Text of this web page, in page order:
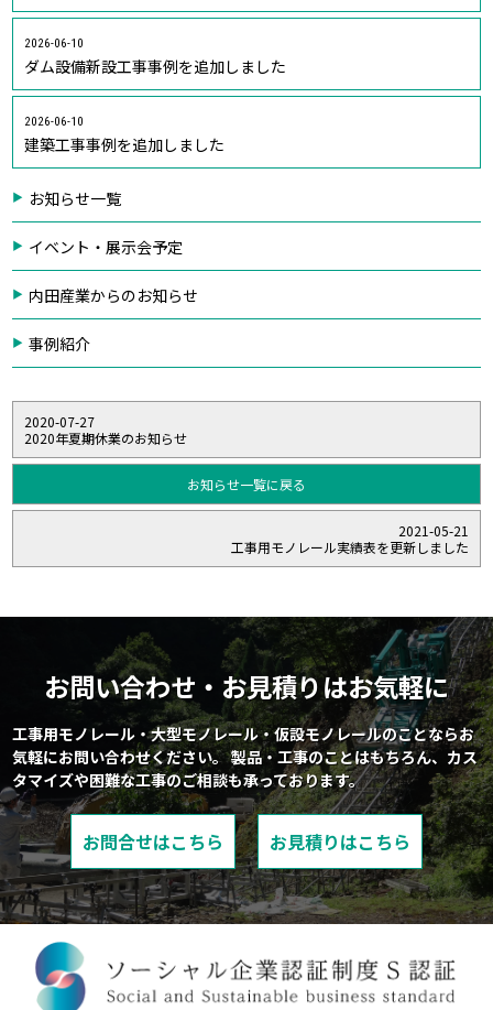
お知らせ一覧
イベント・展示会予定
内田産業からのお知らせ
事例紹介
2026-06-10
ダム設備新設工事事例を追加しました
2026-06-10
建築工事事例を追加しました
2020-07-27
2020年夏期休業のお知らせ
お知らせ一覧に戻る
2021-05-21
工事用モノレール実績表を更新しました
お問い合わせ・お見積りはお気軽に
工事用モノレール・大型モノレール・仮設モノレールのことならお
気軽にお問い合わせください。製品・工事のことはもちろん、カス
タマイズや困難な工事のご相談も承っております。
お問合せはこちら お見積りはこちら